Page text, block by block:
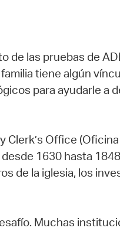
de las pruebas de
tiene algún
para ayudarle a
Office
1630 hasta
de la iglesia, los
Muchas